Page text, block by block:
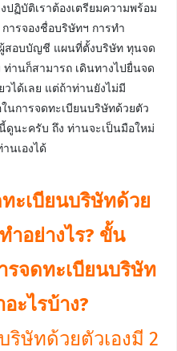
ปฏิบัติเราต้องเตรียมความพร้อม
ารจองชื่อบริษัทฯ การทำ
สอบบัญชี แผนที่ตั้งบริษัท ทุนจด
านก็สามารถ เดินทางไปยื่นจด
ได้เลย แต่ถ้าท่านยังไม่มี
การจดทะเบียนบริษัทด้วยตัว
ดูนะครับ ถึง ท่านจะเป็นมือใหม่
นเองได้
ะเบียนบริษัทด้วย
ำอย่างไร? ขั้น
รจดทะเบียนบริษัท
ะไรบ้าง?
ริษัทด้วยตัวเองมี 2